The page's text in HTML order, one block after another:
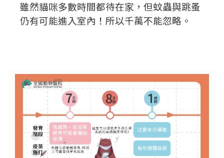
雖然貓咪多數時間都待在家，但蚊蟲與跳蚤
仍有可能進入室內！所以千萬不能忽略。